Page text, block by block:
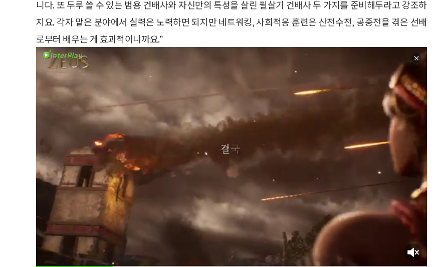
니다. 또 두루 쓸 수 있는 범용 건배사와 자신만의 특성을 살린 필살기 건배사 두 가지를 준비해두라고 강조하
지요. 각자 맡은 분야에서 실력은 노력하면 되지만 네트워킹, 사회적응 훈련은 산전수전, 공중전을 겪은 선배
로부터 배우는 게 효과적이니까요.”